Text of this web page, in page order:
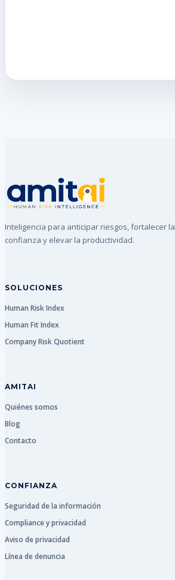
Inteligencia para anticipar riesgos, fortalecer la
confianza y elevar la productividad.
SOLUCIONES
Human Risk Index
Human Fit Index
Company Risk Quotient
AMITAI
Quiénes somos
Blog
Contacto
CONFIANZA
Seguridad de la información
Compliance y privacidad
Aviso de privacidad
Línea de denuncia